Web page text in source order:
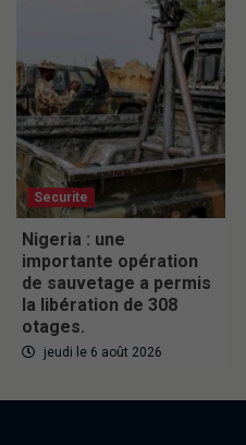
Securite
Nigeria : une
importante opération
de sauvetage a permis
la libération de 308
otages.
jeudi le 6 août 2026